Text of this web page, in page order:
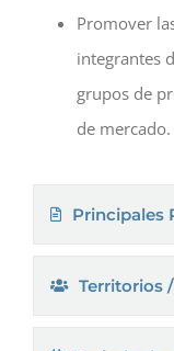
Promover
integrantes
grupos de
de mercado.
Principales
Territorios